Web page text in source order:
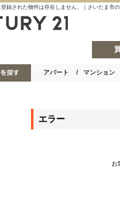
録された物件は存在しません。｜さいたま市
アパート マンション
エラー
お